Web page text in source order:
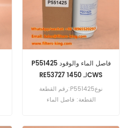
P551425 فاصل الماء والوقود
RE53727 لـ 1450CWS
رقم القطعة:P551425نوع
القطعة: فاصل الماء